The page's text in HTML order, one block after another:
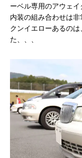
ーベル専用のアウェ
内装の組み合わせは非
クンイエローあるの
た、、、